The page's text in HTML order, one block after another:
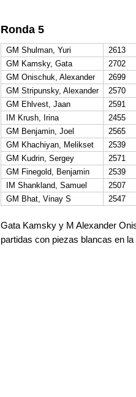
Ronda 5
GM Shulman, Yuri 2613
GM Kamsky, Gata
2702
GM Onischuk, Alexander
2699
GM Stripunsky, Alexander
2570
GM Ehlvest, Jaan
2591
IM Krush, Irina
2455
GM Benjamin, Joel
2565
GM Khachiyan, Melikset
2539
GM Kudrin, Sergey
2571
GM Finegold, Benjamin
2539
IM Shankland, Samuel
2507
GM Bhat, Vinay S
2547
Gata Kamsky y M Alexander
partidas con piezas blancas en la